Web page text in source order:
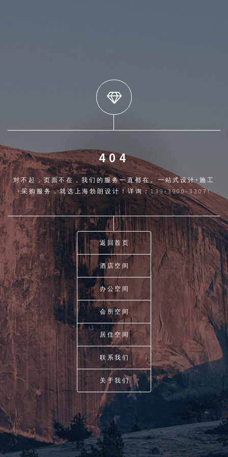
404
对不起，页面不在，我们的服务一直都在。一站式设计+施工
+采购服务，就选上海勃朗设计！详询：139-3900-3307!
返回首页
酒店空间
办公空间
会所空间
居住空间
联系我们
关于我们